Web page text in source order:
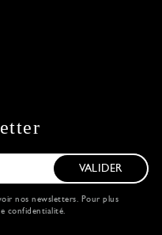
VALIDER
nos newsletters. Pour plus
confidentialité.